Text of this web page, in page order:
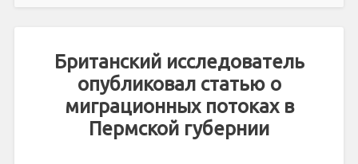
Британский исследователь
опубликовал статью о
миграционных потоках в
Пермской губернии